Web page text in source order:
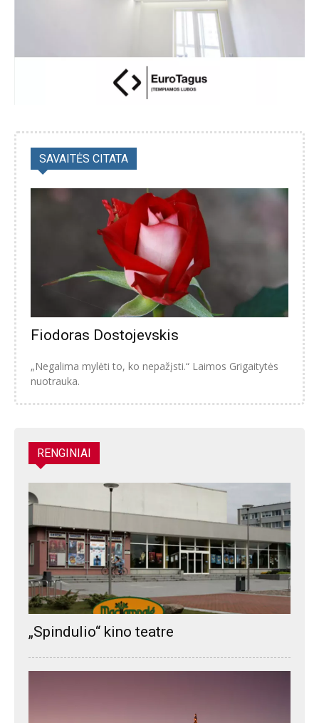
SAVAITĖS CITATA
Fiodoras Dostojevskis
„Negalima mylėti to, ko nepažįsti.“ Laimos Grigaitytės
nuotrauka.
RENGINIAI
„Spindulio“ kino teatre